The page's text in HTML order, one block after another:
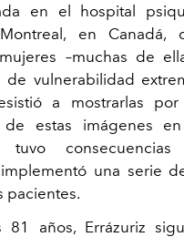
en el hospital
en Canadá,
–muchas de
de vulnerabilidad
a mostrarlas
de estas imágenes
tuvo
una serie
pacientes.
81 años, Errázuriz